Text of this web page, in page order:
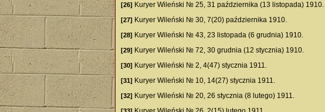
[26] Kuryer Wileński № 25, 31 października (13 listopada) 1910.
[27] Kuryer Wileński № 30, 7(20) października 1910.
[28] Kuryer Wileński № 43, 23 listopada (6 grudnia) 1910.
[29] Kuryer Wileński № 72, 30 grudnia (12 stycznia) 1910.
[30] Kuryer Wileński № 2, 4(47) stycznia 1911.
[31] Kuryer Wileński № 10, 14(27) stycznia 1911.
[32] Kuryer Wileński № 20, 26 stycznia (8 lutego) 1911.